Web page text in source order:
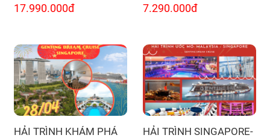
17.990.000đ 7.290.000đ
HẢI TRÌNH KHÁM PHÁ
HẢI TRÌNH SINGAPORE-